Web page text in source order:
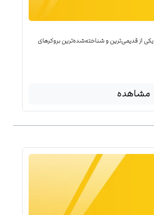
بروکر FXCM (Forex Capital Markets) یکی از قدیمی‌ترین و شناخته‌شده‌ترین بروکرهای
مشاهده